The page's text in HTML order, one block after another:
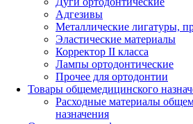
Адгезивы
Металлические лигатуры,
Эластические материалы
Корректор II класса
Лампы ортодонтические
Прочее для ортодонтии
Товары общемедицинского
Расходные материалы
назначения